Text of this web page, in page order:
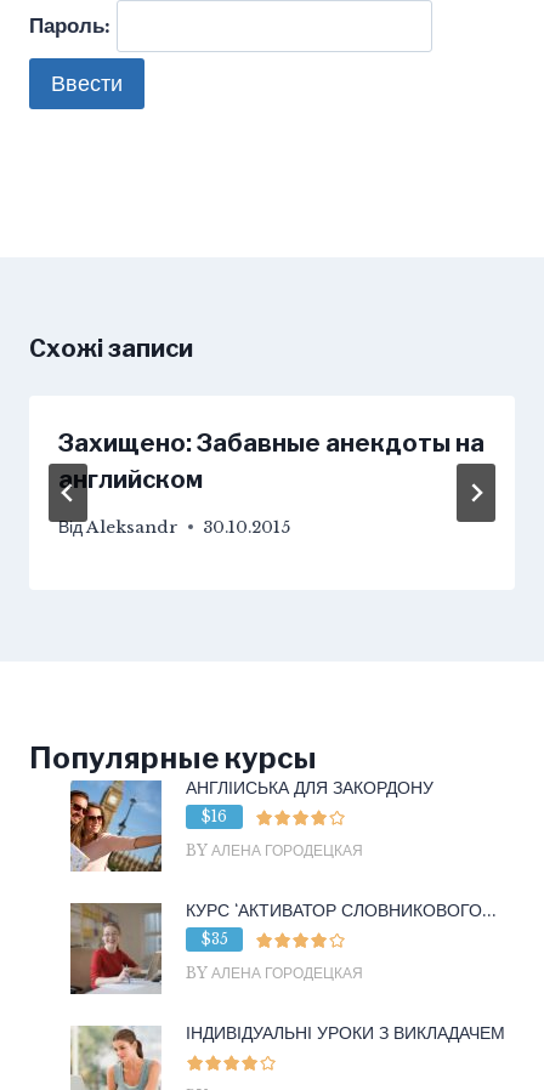
Пароль:
Схожі записи
Захищено: Забавные анекдоты на
английском
ВідAleksandr 30.10.2015
Популярные курсы
АНГЛІЙСЬКА ДЛЯ ЗАКОРДОНУ
$16
BY АЛЕНА ГОРОДЕЦКАЯ
КУРС ‘АКТИВАТОР СЛОВНИКОВОГО...
$35
BY АЛЕНА ГОРОДЕЦКАЯ
ІНДИВІДУАЛЬНІ УРОКИ З ВИКЛАДАЧЕМ